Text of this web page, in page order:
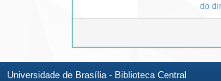
do
Universidade de Brasília - Biblioteca Central